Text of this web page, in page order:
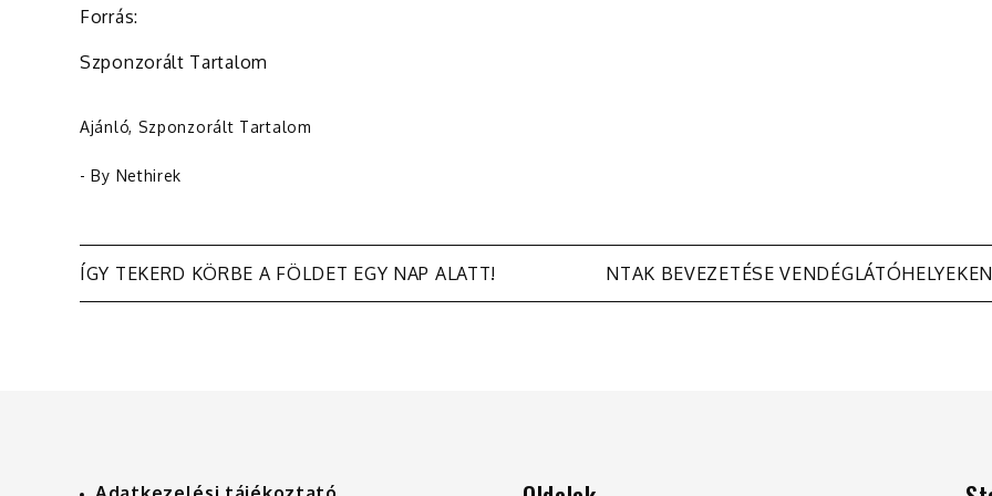
Forrás:
Szponzorált Tartalom
Ajánló, Szponzorált Tartalom
- By Nethirek
Bejegyzés
ÍGY TEKERD KÖRBE A FÖLDET EGY NAP ALATT! NTAK BEVEZETÉSE VENDÉGLÁTÓHELYEKEN